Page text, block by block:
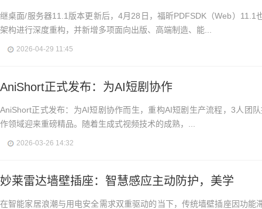
继桌面/服务器11.1版本更新后，4月28日，福昕PDFSDK（Web）11.1
架构进行深度重构，并新增多项面向出版、高端制造、能...
2026-04-29 11:45
AniShort正式发布：为AI短剧协作
AniShort正式发布：为AI短剧协作而生，重构AI短剧生产流程，3人团
作领域迎来重磅精品。随着生成式视频技术的成熟，...
2026-03-26 14:32
妙莱雷达墙壁插座：智慧感应主动防护，美学
在智能家居浪潮与用电安全需求双重驱动的当下，传统墙壁插座因功能